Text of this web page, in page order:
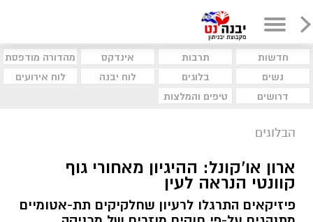
חדשות תרבות אינדקס
מהדורה מודפסת
נשים
בלוגים לוח יבנה
לוח אירועים
דרושים
טיפים והמלצות
הבלוגים
ארון או'קונל: ההיגיון מאחורי גוף
קוונטי הנראה לעין
פיזיקאים התרגלו לרעיון שחלקיקים תת-אטומיים